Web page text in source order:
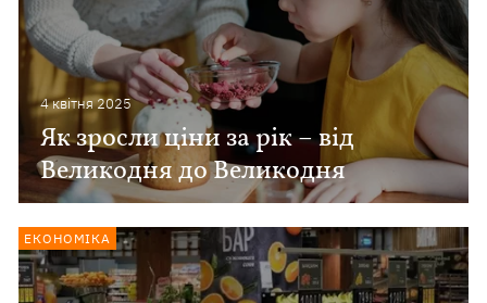
4 квiтня 2025
Як зросли ціни за рік – від
Великодня до Великодня
ЕКОНОМІКА